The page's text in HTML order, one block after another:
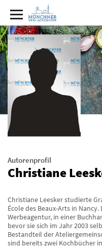
Autorenprofil
Christiane
Christiane Leesker studierte
École des Beaux-Arts in
Werbeagentur, in einer
bevor sie sich im Jahr 2003
Bestandteil der
sind bereits zwei Kochbücher